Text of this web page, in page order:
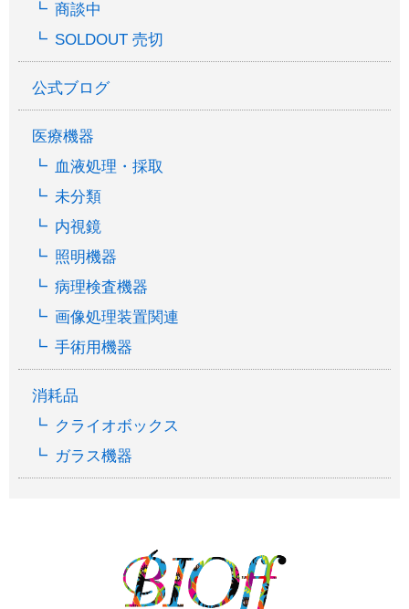
商談中
SOLDOUT 売切
公式ブログ
医療機器
血液処理・採取
未分類
内視鏡
照明機器
病理検査機器
画像処理装置関連
手術用機器
消耗品
クライオボックス
ガラス機器